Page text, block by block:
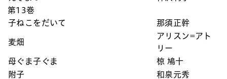
第13巻
子ねこをだいて
那須正幹
麦畑
アリスン=アト
リー
母ぐま子ぐま
椋 鳩十
附子
和泉元秀